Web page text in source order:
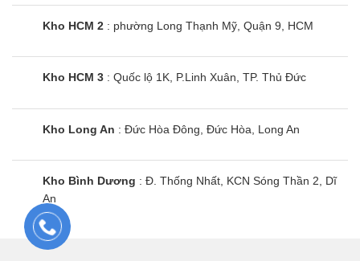
Kho HCM 2 : phường Long Thạnh Mỹ, Quận 9, HCM
Kho HCM 3 : Quốc lộ 1K, P.Linh Xuân, TP. Thủ Đức
Kho Long An : Đức Hòa Đông, Đức Hòa, Long An
Kho Bình Dương : Đ. Thống Nhất, KCN Sóng Thần 2, Dĩ
An